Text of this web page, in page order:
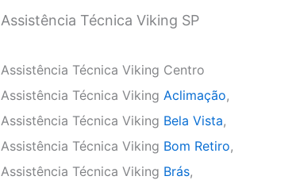
Assistência Técnica Viking SP
Assistência Técnica Viking Centro
Assistência Técnica Viking Aclimação,
Assistência Técnica Viking Bela Vista,
Assistência Técnica Viking Bom Retiro,
Assistência Técnica Viking Brás,